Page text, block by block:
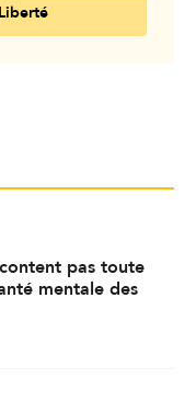
pas toute
mentale des